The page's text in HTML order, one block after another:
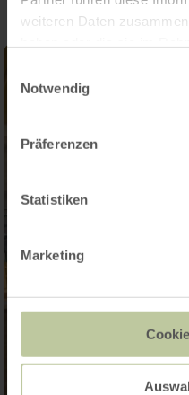
weiteren Daten
Notwendig
Präferenzen
Statistiken
Marketing